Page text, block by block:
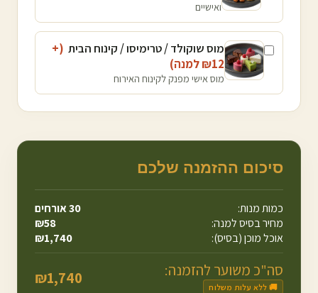
ואישיים
מוס שוקולד / טרימיסו / קינוח הבית (+
₪12 למנה)
מוס אישי מפנק לקינוח האירוח
סיכום ההזמנה שלכם
כמות מנות: 30אורחים
מחיר בסיס למנה:
₪58
אוכל מוכן (בסיס):
₪1,740
סה"כ משוער להזמנה:
🚚 ללא עלות משלוח ₪1,740